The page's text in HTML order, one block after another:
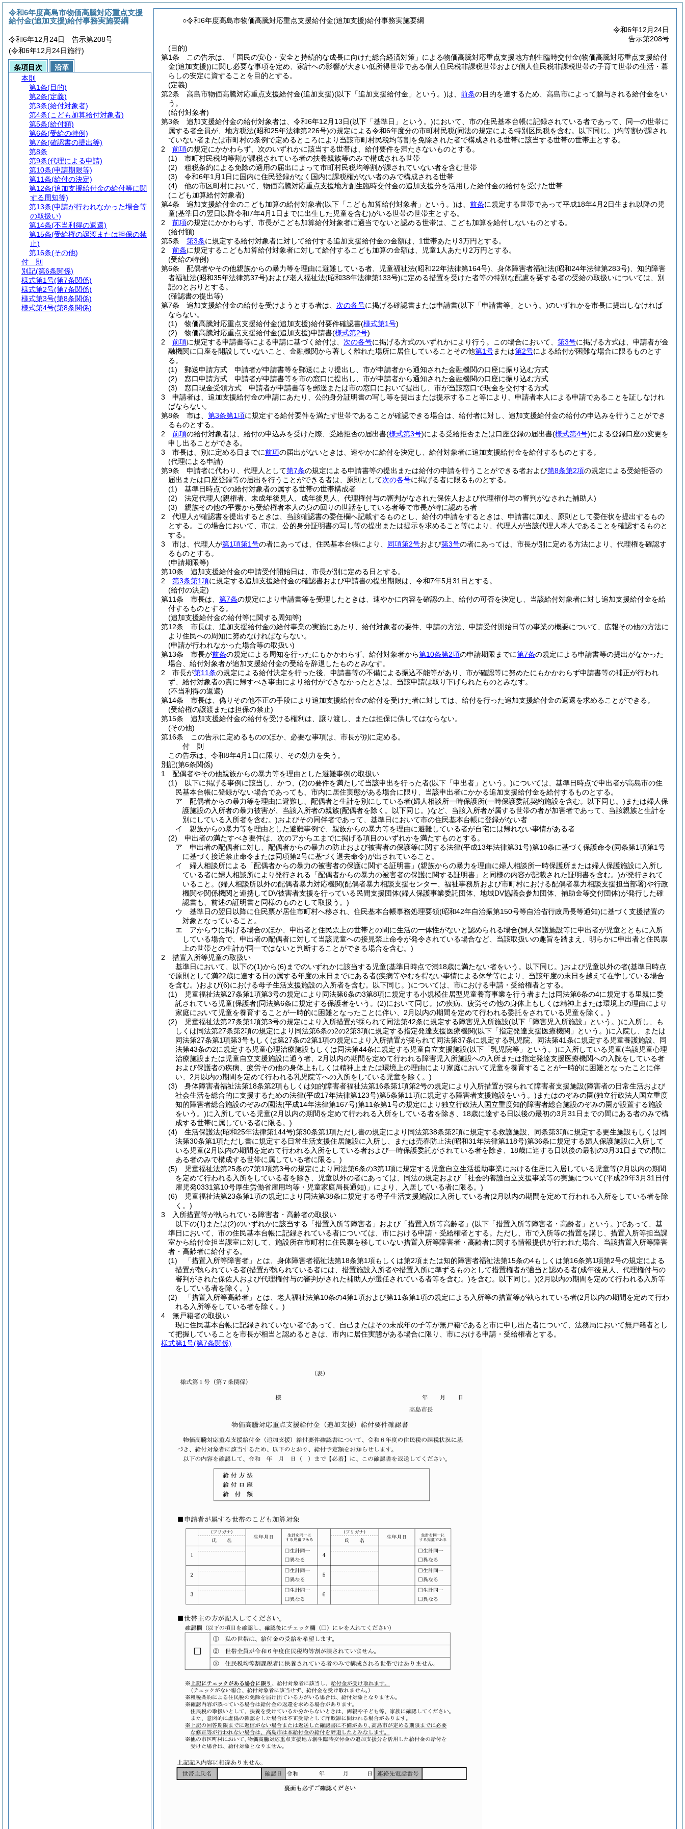
○令和6年度高島市物価高騰対応重点支援給付金(追加支援)給付事務実施要綱
令和6年12月24日
告示第208号
(目的)
第1条
この告示は、「国民の安心・安全と持続的な成長に向けた総合経済対策」による物価高騰対応重点支援地方創生臨時交付金(物価高騰対応重点支援給付
金(追加支援))に関し必要な事項を定め、家計への影響が大きい低所得世帯である個人住民税非課税世帯および個人住民税非課税世帯の子育て世帯の生活・暮
らしの安定に資することを目的とする。
(定義)
第2条
高島市物価高騰対応重点支援給付金(追加支援)(以下「追加支援給付金」という。)は、 前条の目的を達するため、高島市によって贈与される給付金をい
う。
(給付対象者)
第3条
追加支援給付金の給付対象者は、令和6年12月13日(以下「基準日」という。)において、市の住民基本台帳に記録されている者であって、同一の世帯に
属する者全員が、地方税法(昭和25年法律第226号)の規定による令和6年度分の市町村民税(同法の規定による特別区民税を含む。以下同じ。)均等割が課され
ていない者または市町村の条例で定めるところにより当該市町村民税均等割を免除された者で構成される世帯に該当する世帯の世帯主とする。
2
前項の規定にかかわらず、次のいずれかに該当する世帯は、給付要件を満たさないものとする。
(1)
市町村民税均等割が課税されている者の扶養親族等のみで構成される世帯
(2)
租税条約による免除の適用の届出によって市町村民税均等割が課されていない者を含む世帯
(3)
令和6年1月1日に国内に住民登録がなく国内に課税権がない者のみで構成される世帯
(4)
他の市区町村において、物価高騰対応重点支援地方創生臨時交付金の追加支援分を活用した給付金の給付を受けた世帯
(こども加算給付対象者)
第4条
追加支援給付金のこども加算の給付対象者(以下「こども加算給付対象者」という。)は、 前条に規定する世帯であって平成18年4月2日生まれ以降の児
童(基準日の翌日以降令和7年4月1日までに出生した児童を含む)がいる世帯の世帯主とする。
2
前項の規定にかかわらず、市長がこども加算給付対象者に適当でないと認める世帯は、こども加算を給付しないものとする。
(給付額)
第5条
第3条に規定する給付対象者に対して給付する追加支援給付金の金額は、1世帯あたり3万円とする。
2
前条に規定するこども加算給付対象者に対して給付するこども加算の金額は、児童1人あたり2万円とする。
(受給の特例)
第6条
配偶者やその他親族からの暴力等を理由に避難している者、児童福祉法(昭和22年法律第164号) 、身体障害者福祉法(昭和24年法律第283号) 、知的障害
者福祉法(昭和35年法律第37号)および老人福祉法(昭和38年法律第133号)に定める措置を受けた者等の特別な配慮を要する者の受給の取扱いについては、別
記のとおりとする。
(確認書の提出等)
第7条
追加支援給付金の給付を受けようとする者は、 次の各号に掲げる確認書または申請書(以下「申請書等」という。)のいずれかを市長に提出しなければ
ならない。
(1)
物価高騰対応重点支援給付金(追加支援)給付要件確認書(様式第1号)
(2)
物価高騰対応重点支援給付金(追加支援)申請書(様式第2号)
2
前項に規定する申請書等による申請に基づく給付は、 次の各号に掲げる方式のいずれかにより行う。 この場合において、 第3号に掲げる方式は、申請者が金
融機関に口座を開設していないこと、金融機関から著しく離れた場所に居住していることその他第1号または第2号による給付が困難な場合に限るものとす
る。
(1)
郵送申請方式 申請者が申請書等を郵送により提出し、市が申請者から通知された金融機関の口座に振り込む方式
(2)
窓口申請方式 申請者が申請書等を市の窓口に提出し、市が申請者から通知された金融機関の口座に振り込む方式
(3)
窓口現金受領方式 申請者が申請書等を郵送または市の窓口において提出し、市が当該窓口で現金を交付する方式
3
申請者は、追加支援給付金の申請にあたり、公的身分証明書の写し等を提出または提示すること等により、申請者本人による申請であることを証しなけれ
ばならない。
第8条
市は、 第3条第1項に規定する給付要件を満たす世帯であることが確認できる場合は、給付者に対し、追加支援給付金の給付の申込みを行うことができ
るものとする。
2
前項の給付対象者は、給付の申込みを受けた際、受給拒否の届出書(様式第3号)による受給拒否または口座登録の届出書(様式第4号)による登録口座の変更を
申し出ることができる。
3
市長は、別に定める日までに前項の届出がないときは、速やかに給付を決定し、給付対象者に追加支援給付金を給付するものとする。
(代理による申請)
第9条
申請者に代わり、代理人として第7条の規定による申請書等の提出または給付の申請を行うことができる者および第8条第2項の規定による受給拒否の
届出または口座登録等の届出を行うことができる者は、原則として次の各号に掲げる者に限るものとする。
(1)
基準日時点での給付対象者の属する世帯の世帯構成者
(2)
法定代理人(親権者、未成年後見人、成年後見人、代理権付与の審判がなされた保佐人および代理権付与の審判がなされた補助人)
(3)
親族その他の平素から受給権者本人の身の回りの世話をしている者等で市長が特に認める者
2
代理人が確認書を提出するときは、当該確認書の委任欄へ記載するものとし、給付の申請をするときは、申請書に加え、原則として委任状を提出するもの
とする。
この場合において、市は、公的身分証明書の写し等の提出または提示を求めること等により、代理人が当該代理人本人であることを確認するものと
する。
3
市は、代理人が第1項第1号の者にあっては、住民基本台帳により、 同項第2号および第3号の者にあっては、市長が別に定める方法により、代理権を確認す
るものとする。
(申請期限等)
第10条
追加支援給付金の申請受付開始日は、市長が別に定める日とする。
2
第3条第1項に規定する追加支援給付金の確認書および申請書の提出期限は、令和7年5月31日とする。
(給付の決定)
第11条
市長は、 第7条の規定により申請書等を受理したときは、速やかに内容を確認の上、給付の可否を決定し、当該給付対象者に対し追加支援給付金を給
付するものとする。
(追加支援給付金の給付等に関する周知等)
第12条
市長は、追加支援給付金の給付事業の実施にあたり、給付対象者の要件、申請の方法、申請受付開始日等の事業の概要について、広報その他の方法に
より住民への周知に努めなければならない。
(申請が行われなかった場合等の取扱い)
第13条
市長が前条の規定による周知を行ったにもかかわらず、給付対象者から第10条第2項の申請期限までに第7条の規定による申請書等の提出がなかった
場合、給付対象者が追加支援給付金の受給を辞退したものとみなす。
2
市長が第11条の規定による給付決定を行った後、申請書等の不備による振込不能等があり、市が確認等に努めたにもかかわらず申請書等の補正が行われ
ず、給付対象者の責に帰すべき事由により給付ができなかったときは、当該申請は取り下げられたものとみなす。
(不当利得の返還)
第14条
市長は、偽りその他不正の手段により追加支援給付金の給付を受けた者に対しては、給付を行った追加支援給付金の返還を求めることができる。
(受給権の譲渡または担保の禁止)
第15条
追加支援給付金の給付を受ける権利は、譲り渡し、または担保に供してはならない。
(その他)
第16条
この告示に定めるもののほか、必要な事項は、市長が別に定める。
付 則
この告示は、令和8年4月1日に限り、その効力を失う。
別記(第6条関係)
1 配偶者やその他親族からの暴力等を理由とした避難事例の取扱い
(1) 以下に掲げる事例に該当し、かつ、(2)の要件を満たして当該申出を行った者(以下「申出者」という。)については、基準日時点で申出者が高島市の住
民基本台帳に登録がない場合であっても、市内に居住実態がある場合に限り、当該申出者にかかる追加支援給付金を給付するものとする。
ア 配偶者からの暴力等を理由に避難し、配偶者と生計を別にしている者(婦人相談所一時保護所(一時保護委託契約施設を含む。以下同じ。)または婦人保
護施設の入所者の暴力被害が、当該入所者の親族(配偶者を除く。以下同じ。)など、当該入所者が属する世帯の者が加害者であって、当該親族と生計を
別にしている入所者を含む。)およびその同伴者であって、基準日において市の住民基本台帳に登録がない者
イ 親族からの暴力等を理由とした避難事例で、親族からの暴力等を理由に避難している者が自宅には帰れない事情がある者
(2) 申出者の満たすべき要件は、次のアからエまでに掲げる項目のいずれかを満たすものとする。
ア 申出者の配偶者に対し、配偶者からの暴力の防止および被害者の保護等に関する法律(平成13年法律第31号)第10条に基づく保護命令(同条第1項第1号
に基づく接近禁止命令または同項第2号に基づく退去命令)が出されていること。
イ 婦人相談所による「配偶者からの暴力の被害者の保護に関する証明書」(親族からの暴力を理由に婦人相談所一時保護所または婦人保護施設に入所し
ている者に婦人相談所により発行される「配偶者からの暴力の被害者の保護に関する証明書」と同様の内容が記載された証明書を含む。)が発行されて
いること。(婦人相談所以外の配偶者暴力対応機関(配偶者暴力相談支援センター、福祉事務所および市町村における配偶者暴力相談支援担当部署)や行政
機関や関係機関と連携してDV被害者支援を行っている民間支援団体(婦人保護事業委託団体、地域DV協議会参加団体、補助金等交付団体)が発行した確
認書も、前述の証明書と同様のものとして取扱う。)
ウ 基準日の翌日以降に住民票が居住市町村へ移され、住民基本台帳事務処理要領(昭和42年自治振第150号等自治省行政局長等通知)に基づく支援措置の
対象となっていること。
エ アからウに掲げる場合のほか、申出者と住民票上の世帯との間に生活の一体性がないと認められる場合(婦人保護施設等に申出者が児童とともに入所
している場合で、申出者の配偶者に対して当該児童への接見禁止命令が発令されている場合など、当該取扱いの趣旨を踏まえ、明らかに申出者と住民票
上の世帯との生計が同一ではないと判断することができる場合を含む。)
2 措置入所等児童の取扱い
基準日において、以下の(1)から(6)までのいずれかに該当する児童(基準日時点で満18歳に満たない者をいう。以下同じ。)および児童以外の者(基準日時点
で原則として満22歳に達する日の属する年度の末日までにある者(疾病等やむを得ない事情による休学等により、当該年度の末日を越えて在学している場合
を含む。)および(6)における母子生活支援施設の入所者を含む。以下同じ。)については、市における申請・受給権者とする。
(1) 児童福祉法第27条第1項第3号の規定により同法第6条の3第8項に規定する小規模住居型児童養育事業を行う者または同法第6条の4に規定する里親に委
託されている児童(保護者(同法第6条に規定する保護者をいう。(2)において同じ。)の疾病、疲労その他の身体上もしくは精神上または環境上の理由により
家庭において児童を養育することが一時的に困難となったことに伴い、2月以内の期間を定めて行われる委託をされている児童を除く。)
(2) 児童福祉法第27条第1項第3号の規定により入所措置が採られて同法第42条に規定する障害児入所施設(以下「障害児入所施設」という。)に入所し、も
しくは同法第27条第2項の規定により同法第6条の2の2第3項に規定する指定発達支援医療機関(以下「指定発達支援医療機関」という。)に入院し、または
同法第27条第1項第3号もしくは第27条の2第1項の規定により入所措置が採られて同法第37条に規定する乳児院、同法第41条に規定する児童養護施設、同
法第43条の2に規定する児童心理治療施設もしくは同法第44条に規定する児童自立支援施設(以下「乳児院等」という。)に入所している児童(当該児童心理
治療施設または児童自立支援施設に通う者、2月以内の期間を定めて行われる障害児入所施設への入所または指定発達支援医療機関への入院をしている者
および保護者の疾病、疲労その他の身体上もしくは精神上または環境上の理由により家庭において児童を養育することが一時的に困難となったことに伴
い、2月以内の期間を定めて行われる乳児院等への入所をしている児童を除く。)
(3) 身体障害者福祉法第18条第2項もしくは知的障害者福祉法第16条第1項第2号の規定により入所措置が採られて障害者支援施設(障害者の日常生活および
社会生活を総合的に支援するための法律(平成17年法律第123号)第5条第11項に規定する障害者支援施設をいう。)またはのぞみの園(独立行政法人国立重度
知的障害者総合施設のぞみの園法(平成14年法律第167号)第11条第1号の規定により独立行政法人国立重度知的障害者総合施設のぞみの園が設置する施設
をいう。)に入所している児童(2月以内の期間を定めて行われる入所をしている者を除き、18歳に達する日以後の最初の3月31日までの間にある者のみで構
成する世帯に属している者に限る。)
(4) 生活保護法(昭和25年法律第144号)第30条第1項ただし書の規定により同法第38条第2項に規定する救護施設、同条第3項に規定する更生施設もしくは同
法第30条第1項ただし書に規定する日常生活支援住居施設に入所し、または売春防止法(昭和31年法律第118号)第36条に規定する婦人保護施設に入所して
いる児童(2月以内の期間を定めて行われる入所をしている者および一時保護委託がされている者を除き、18歳に達する日以後の最初の3月31日までの間に
ある者のみで構成する世帯に属している者に限る。)
(5) 児童福祉法第25条の7第1項第3号の規定により同法第6条の3第1項に規定する児童自立生活援助事業における住居に入居している児童等(2月以内の期間
を定めて行われる入所をしている者を除き、児童以外の者にあっては、同法の規定および「社会的養護自立支援事業等の実施について(平成29年3月31日付
雇児発0331第10号厚生労働省雇用均等・児童家庭局長通知)」により、入居している者に限る。)
(6) 児童福祉法第23条第1項の規定により同法第38条に規定する母子生活支援施設に入所している者(2月以内の期間を定めて行われる入所をしている者を除
く。)
3 入所措置等が執られている障害者・高齢者の取扱い
以下の(1)または(2)のいずれかに該当する「措置入所等障害者」および「措置入所等高齢者」(以下「措置入所等障害者・高齢者」という。)であって、基
準日において、市の住民基本台帳に記録されている者については、市における申請・受給権者とする。ただし、市で入所等の措置を講じ、措置入所等担当課
室から給付金担当課室に対して、施設所在市町村に住民票を移していない措置入所等障害者・高齢者に関する情報提供が行われた場合、当該措置入所等障害
者・高齢者に給付する。
(1) 「措置入所等障害者」とは、身体障害者福祉法第18条第1項もしくは第2項または知的障害者福祉法第15条の4もしくは第16条第1項第2号の規定による
措置が執られている者(措置が執られている者には、措置施設入所者や措置入所に準ずるものとして措置権者が適当と認める者(成年後見人、代理権付与の
審判がされた保佐人および代理権付与の審判がされた補助人が選任されている者等を含む。)を含む。以下同じ。)(2月以内の期間を定めて行われる入所等
をしている者を除く。)
(2) 「措置入所等高齢者」とは、老人福祉法第10条の4第1項および第11条第1項の規定による入所等の措置等が執られている者(2月以内の期間を定めて行わ
れる入所等をしている者を除く。)
4 無戸籍者の取扱い
現に住民基本台帳に記録されていない者であって、自己またはその未成年の子等が無戸籍であると市に申し出た者について、法務局において無戸籍者とし
て把握していることを市長が相当と認めるときは、市内に居住実態がある場合に限り、市における申請・受給権者とする。
様式第1号(第7条関係)
令和6年度高島市物価高騰対応重点支援
給付金(追加支援)給付事務実施要綱
令和6年12月24日 告示第208号
(令和6年12月24日施行)
条項目次
沿革
本則
第1条(目的)
第2条(定義)
第3条(給付対象者)
第4条(こども加算給付対象者)
第5条(給付額)
第6条(受給の特例)
第7条(確認書の提出等)
第8条
第9条(代理による申請)
第10条(申請期限等)
第11条(給付の決定)
第12条(追加支援給付金の給付等に関
する周知等)
第13条(申請が行われなかった場合等
の取扱い)
第14条(不当利得の返還)
第15条(受給権の譲渡または担保の禁
止)
第16条(その他)
付 則
別記(第6条関係)
様式第1号(第7条関係)
様式第2号(第7条関係)
様式第3号(第8条関係)
様式第4号(第8条関係)